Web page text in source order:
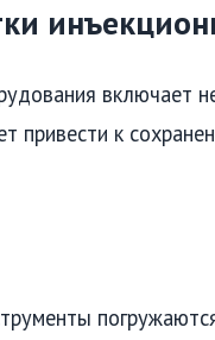
включает
привести к